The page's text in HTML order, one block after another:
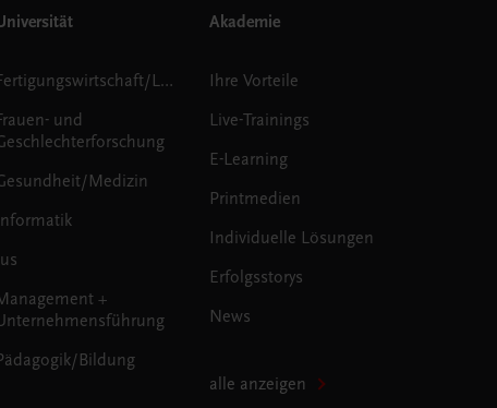
Fertigungswirtschaft/Logistik
und
Medizin
+
Bildung
Akademie
Ihre Vorteile
Live-Trainings
E-Learning
Printmedien
Individuelle Lösungen
Erfolgsstorys
News
alle anzeigen